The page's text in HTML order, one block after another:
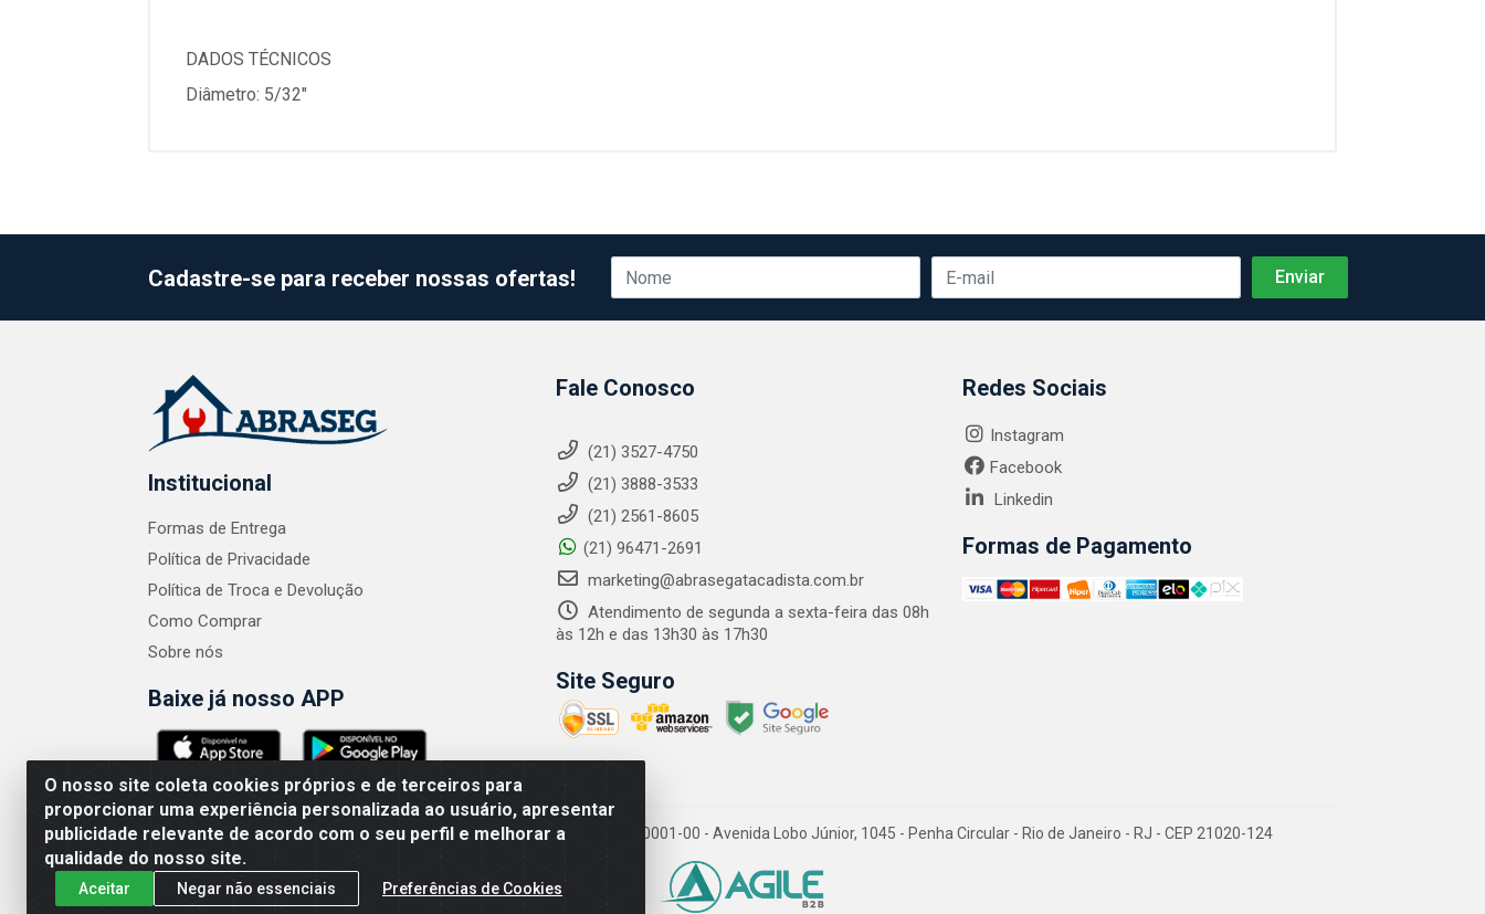
DADOS TÉCNICOS
Diâmetro: 5/32"
O nosso site coleta cookies próprios e de terceiros para
proporcionar uma experiência personalizada ao usuário, apresentar
publicidade relevante de acordo com o seu perfil e melhorar a
qualidade do nosso site.
Aceitar Negar não essenciais Preferências de Cookies
Cadastre-se para receber nossas ofertas!
Institucional
Formas de Entrega
Política de Privacidade
Política de Troca e Devolução
Como Comprar
Sobre nós
Baixe já nosso APP
Fale Conosco
(21) 3527-4750
(21) 3888-3533
(21) 2561-8605
(21) 96471-2691
marketing@abrasegatacadista.com.br
Atendimento de segunda a sexta-feira das 08h
às 12h e das 13h30 às 17h30
Site Seguro
Redes Sociais
Instagram
Facebook
Linkedin
Formas de Pagamento
ABRASEG COMÉRCIO ATACADISTA LTDA - CNPJ: 10.894.768/0001-00 - Avenida Lobo Júnior, 1045 - Penha Circular - Rio de Janeiro - RJ - CEP 21020-124